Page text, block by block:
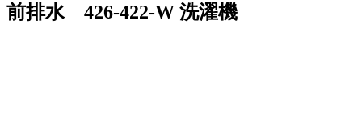
前排水 426-422-W 洗濯機